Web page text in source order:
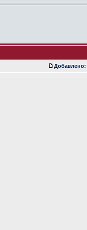
Добавлено: